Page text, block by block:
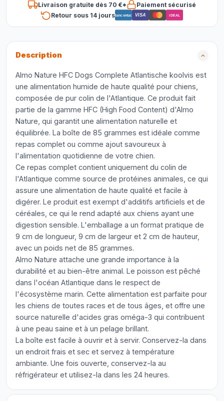
Livraison gratuite dès 70 €*
Paiement sécurisé
Retour sous 14 joursBancontact VISA iDEAL
Description
Almo Nature HFC Dogs Complete Atlantische koolvis est
une alimentation humide de haute qualité pour chiens,
composée de pur colin de l'Atlantique. Ce produit fait
partie de la gamme HFC (High Food Content) d'Almo
Nature, qui garantit une alimentation naturelle et
équilibrée. La boîte de 85 grammes est idéale comme
repas complet ou comme ajout savoureux à
l'alimentation quotidienne de votre chien.
Ce repas complet contient uniquement du colin de
l'Atlantique comme source de protéines animales, ce qui
assure une alimentation de haute qualité et facile à
digérer. Le produit est exempt d'additifs artificiels et de
céréales, ce qui le rend adapté aux chiens ayant une
digestion sensible. L'emballage a un format pratique de
9 cm de longueur, 9 cm de largeur et 2 cm de hauteur,
avec un poids net de 85 grammes.
Almo Nature attache une grande importance à la
durabilité et au bien-être animal. Le poisson est pêché
dans l'océan Atlantique dans le respect de
l'écosystème marin. Cette alimentation est parfaite pour
les chiens de toutes races et de tous âges, et offre une
source naturelle d'acides gras oméga-3 qui contribuent
à une peau saine et à un pelage brillant.
La boîte est facile à ouvrir et à servir. Conservez-la dans
un endroit frais et sec et servez à température
ambiante. Une fois ouverte, conservez-la au
réfrigérateur et utilisez-la dans les 24 heures.